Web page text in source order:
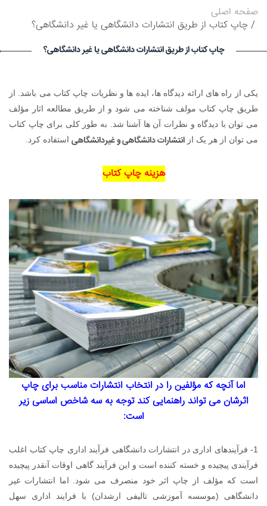
Vivod iz zapoya na domy_dgpn Vivod iz zapoya na
domy_dgpn گرامی : درخواست استخدام شما با موفقیت انجام شد
Vivod iz zapoya na domy_biKi Vivod iz zapoya na
oformit osago onlain_lwmt oformit osago onlain_lwmt گرامی
: درخواست استخدام شما با موفقیت انجام شد ساعت ۵:۴۱:۶ تاریخ
۱۴۰۵/۵/۱۸
صفحه اصلی
چاپ کتاب از طریق انتشارات دانشگاهی یا غیر دانشگاهی؟
چاپ کتاب از طریق انتشارات دانشگاهی یا غیر دانشگاهی؟
یکی از راه های ارائه دیدگاه ها، ایده ها و نظریات چاپ کتاب می باشد. از
طریق چاپ کتاب مولف شناخته می شود و از طریق مطالعه اثار مؤلف
می توان با دیدگاه و نظرات آن ها آشنا شد. به طور کلی برای چاپ کتاب
می توان از هر یک از انتشارات دانشگاهی و غیردانشگاهی استفاده کرد.
هزینه چاپ کتاب
اما آنچه که مؤلفین را در انتخاب انتشارات مناسب برای چاپ
اثرشان می تواند راهنمایی کند توجه به سه شاخص اساسی زیر
است:
1- فرآیندهای اداری در انتشارات دانشگاهی فرآیند اداری چاپ کتاب اغلب
فرآیندی پیچیده و خسته کننده است و این فرآیند گاهی اوقات آنقدر پیچیده
است که مؤلف از چاپ اثر خود منصرف می شود. اما انتشارات غیر
دانشگاهی (موسسه آموزشی تالیفی ارشدان) با فرایند اداری سهل